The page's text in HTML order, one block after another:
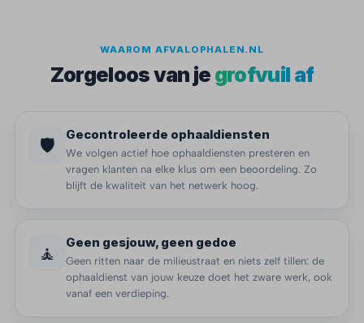
WAAROM AFVALOPHALEN.NL
Zorgeloos van je grofvuil af
🛡️ Gecontroleerde ophaaldiensten
We volgen actief hoe ophaaldiensten presteren en
vragen klanten na elke klus om een beoordeling. Zo
blijft de kwaliteit van het netwerk hoog.
🧘 Geen gesjouw, geen gedoe
Geen ritten naar de milieustraat en niets zelf tillen: de
ophaaldienst van jouw keuze doet het zware werk, ook
vanaf een verdieping.